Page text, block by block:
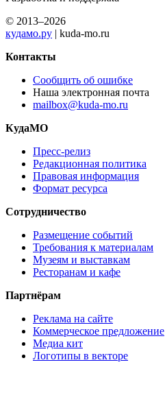
© 2013–2026
кудамо.ру | kuda-mo.ru
Контакты
Сообщить об ошибке
Наша электронная почта
mailbox@kuda-mo.ru
КудаМО
Пресс-релиз
Редакционная политика
Правовая информация
Формат ресурса
Сотрудничество
Размещение событий
Требования к материалам
Музеям и выставкам
Ресторанам и кафе
Партнёрам
Реклама на сайте
Коммерческое предложение
Медиа кит
Логотипы в векторе